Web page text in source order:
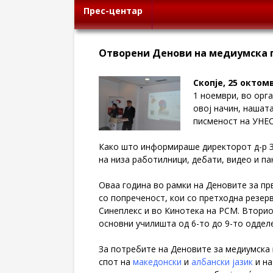
Прес-центар
Отворени Денови на медиумска
Скопје, 25
1 ноември, во
овој начин,
писменост на
Како што информираше директорот д-р
на низа работилници, дебати, видео и
Оваа година во рамки на Деновите за
со попреченост, кои со претходна
Синеплекс и во Кинотека на РСМ.
основни училишта од 6-то до 9-то
За потребите на Деновите за
спот на македонски и албански јазик и на